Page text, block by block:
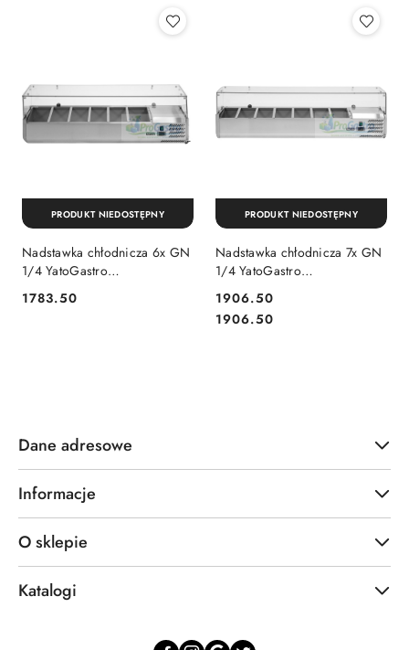
Nadstawka chłodnicza 6x GN
1/4 YatoGastro
1400x335x435 mm
Cena:
1783.50
PRODUKT NIEDOSTĘPNY
Nadstawka chłodnicza 7x GN
1/4 YatoGastro
1500x335x435 mm
Cena:
1906.50
Cena:
1906.50
PRODUKT NIEDOSTĘPNY
Dane adresowe
Informacje
O sklepie
Katalogi